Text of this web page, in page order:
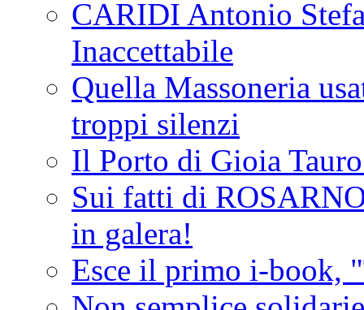
CARIDI Antonio
Inaccettabile
Quella Massoneria
troppi silenzi
Il Porto di Gioia
Sui fatti di
in galera!
Esce il primo i-book,